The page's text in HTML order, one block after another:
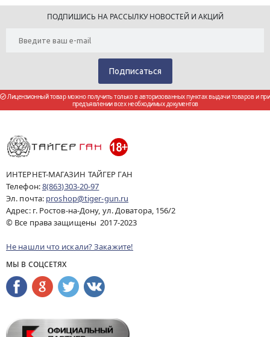
ПОДПИШИСЬ НА РАССЫЛКУ НОВОСТЕЙ И АКЦИЙ
Лицензионный товар можно получить только в авторизованных пунктах выдачи товаров и при
предъявлении всех необходимых документов
ИНТЕРНЕТ-МАГАЗИН ТАЙГЕР ГАН
Телефон:8(863)303-20-97
Эл. почта: proshop@tiger-gun.ru
Адрес: г. Ростов-на-Дону, ул. Доватора, 156/2
© Все права защищены 2017-2023
Не нашли что искали? Закажите!
МЫ В СОЦСЕТЯХ